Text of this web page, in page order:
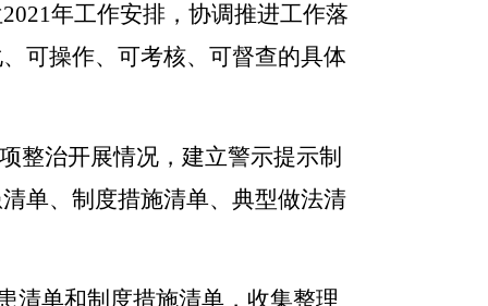
2021年工作安排，协调推进工作落
可操作、可考核、可督查的具体
整治开展情况，建立警示提示制
单、制度措施清单、典型做法清
清单和制度措施清单，收集整理